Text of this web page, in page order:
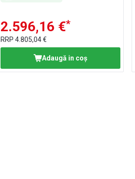
2.596,16 €*
RRP4.805,04 €
Adaugă in coş